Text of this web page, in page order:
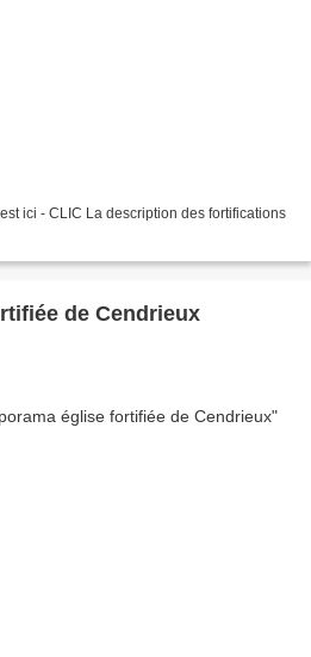
ici - CLIC La description des fortifications
de Cendrieux